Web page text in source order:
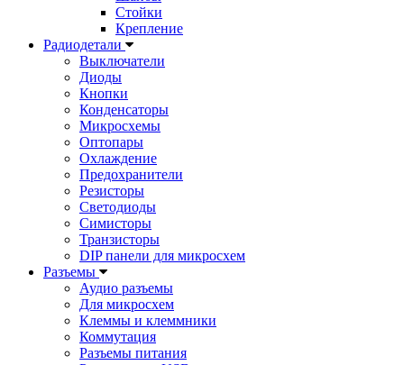
Стойки
Крепление
Радиодетали
Выключатели
Диоды
Кнопки
Конденсаторы
Микросхемы
Оптопары
Охлаждение
Предохранители
Резисторы
Светодиоды
Симисторы
Транзисторы
DIP панели для микросхем
Разъемы
Аудио разъемы
Для микросхем
Клеммы и клеммники
Коммутация
Разъемы питания